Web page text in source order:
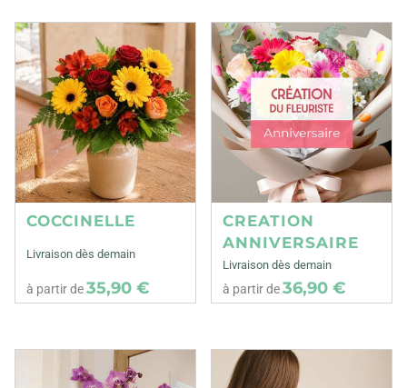
COCCINELLE
Livraison dès demain
à partir de35,90 €
CREATION
ANNIVERSAIRE
Livraison dès demain
à partir de36,90 €